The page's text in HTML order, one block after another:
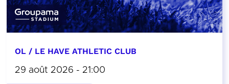
OL / LE HAVE ATHLETIC CLUB
29 août 2026 - 21:00